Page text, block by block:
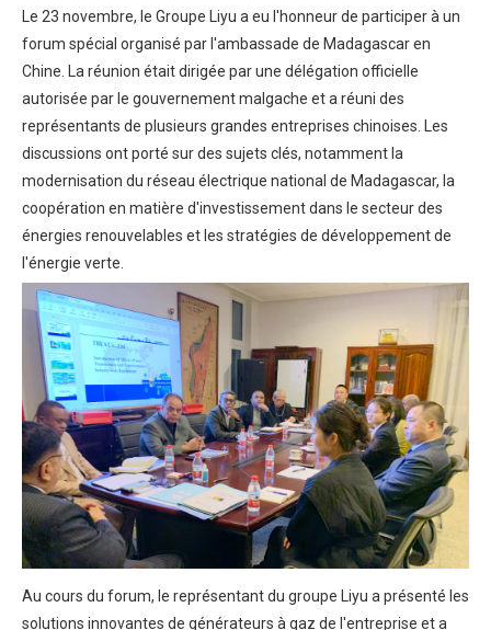
Le 23 novembre, le Groupe Liyu a eu l'honneur de participer à un
forum spécial organisé par l'ambassade de Madagascar en
Chine. La réunion était dirigée par une délégation officielle
autorisée par le gouvernement malgache et a réuni des
représentants de plusieurs grandes entreprises chinoises. Les
discussions ont porté sur des sujets clés, notamment la
modernisation du réseau électrique national de Madagascar, la
coopération en matière d'investissement dans le secteur des
énergies renouvelables et les stratégies de développement de
l'énergie verte.
Au cours du forum, le représentant du groupe Liyu a présenté les
solutions innovantes de générateurs à gaz de l'entreprise et a